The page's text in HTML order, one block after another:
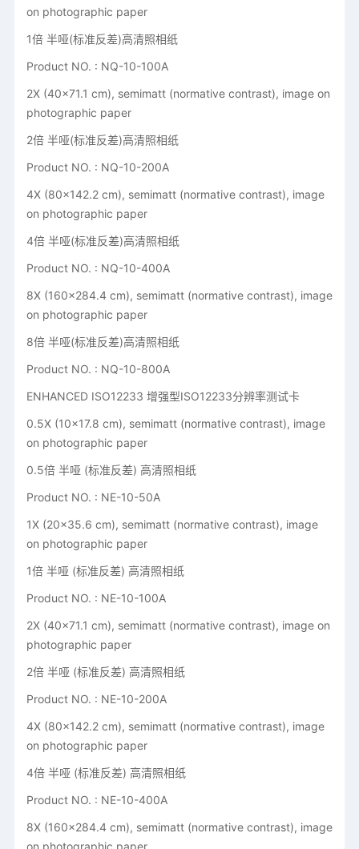
on photographic paper
1倍 半哑(标准反差)高清照相纸
Product NO. : NQ-10-100A
2X (40x71.1 cm), semimatt (normative contrast), image on
photographic paper
2倍 半哑(标准反差)高清照相纸
Product NO. : NQ-10-200A
4X (80x142.2 cm), semimatt (normative contrast), image
on photographic paper
4倍 半哑(标准反差)高清照相纸
Product NO. : NQ-10-400A
8X (160x284.4 cm), semimatt (normative contrast), image
on photographic paper
8倍 半哑(标准反差)高清照相纸
Product NO. : NQ-10-800A
ENHANCED ISO12233 增强型ISO12233分辨率测试卡
0.5X (10x17.8 cm), semimatt (normative contrast), image
on photographic paper
0.5倍 半哑 (标准反差) 高清照相纸
Product NO. : NE-10-50A
1X (20x35.6 cm), semimatt (normative contrast), image
on photographic paper
1倍 半哑 (标准反差) 高清照相纸
Product NO. : NE-10-100A
2X (40x71.1 cm), semimatt (normative contrast), image on
photographic paper
2倍 半哑 (标准反差) 高清照相纸
Product NO. : NE-10-200A
4X (80x142.2 cm), semimatt (normative contrast), image
on photographic paper
4倍 半哑 (标准反差) 高清照相纸
Product NO. : NE-10-400A
8X (160x284.4 cm), semimatt (normative contrast), image
on photographic paper